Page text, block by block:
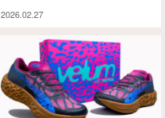
2026.02.27